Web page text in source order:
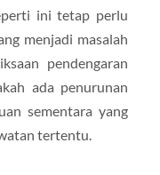
ini tetap perlu
menjadi masalah
pendengaran
ada penurunan
sementara yang
tertentu.